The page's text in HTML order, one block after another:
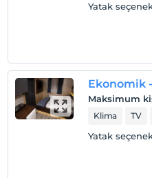
Yatak
Ekonomik
Maksimum
Klima TV
Yatak